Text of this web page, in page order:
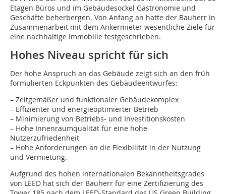
Etagen Büros und im Gebäudesockel Gastronomie und
Geschäfte beherbergen. Von Anfang an hatte der Bauherr in
Zusammenarbeit mit dem Ankermieter wesentliche Ziele für
eine nachhaltige Immobilie festgeschrieben.
Hohes Niveau spricht für sich
Der hohe Anspruch an das Gebäude zeigt sich an den früh
formulierten Eckpunkten des Gebäudeentwurfes:
– Zeitgemäßer und funktionaler Gebäudekomplex
– Effizienter und energieoptimierter Betrieb
– Minimierung von Betriebs- und Investitionskosten
– Hohe Innenraumqualität für eine hohe
Nutzerzufriedenheit
– Hohe Anforderungen an die Flexibilität in der Nutzung
und Vermietung.
Aufgrund des hohen internationalen Bekannt­heitsgrades
von LEED hat sich der Bauherr für eine Zertifizierung des